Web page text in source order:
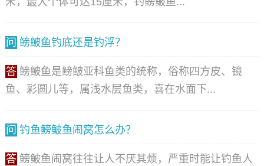
问 鳑鲏鱼钓底还是钓浮？
答 鳑鲏鱼是鳑鲏亚科鱼类的统称，俗称四方皮、镜
鱼、彩圆儿等，属浅水层鱼类，喜在水面下...
问 钓鱼鳑鲏鱼闹窝怎么办？
答 鳑鲏鱼闹窝往往让人不厌其烦，严重时能让钓鱼人